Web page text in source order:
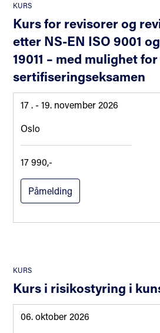
KURS
Kurs for revisorer og
etter NS-EN ISO 9001
19011 – med mulighet for
sertifiseringseksamen
17 . - 19. november 2026
Oslo
17 990,-
Påmelding
KURS
Kurs i risikostyring i
06. oktober 2026